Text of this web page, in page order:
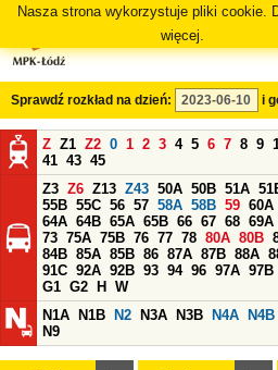
Nasza strona wykorzystuje pliki cookie.
więcej.
Sprawdź rozkład na dzień: i
Z Z1 Z2 0 1 2 3 4 5 6 7 8 9
41 43 45
Z3 Z6 Z13 Z43 50A 50B 51A
55B 55C 56 57 58A 58B 59 60A
64A 64B 65A 65B 66 67 68 69A
73 75A 75B 76 77 78 80A 80B
84B 85A 85B 86 87A 87B 88A
91C 92A 92B 93 94 96 97A 97B
G1 G2 H
W
N1A
N1B N2 N3A N3B N4A N4B
N9